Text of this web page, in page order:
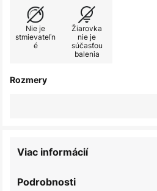
Nie je
stmievateľn
é
Žiarovka
nie je
súčasťou
balenia
Rozmery
Podrobnosti
Viac informácií